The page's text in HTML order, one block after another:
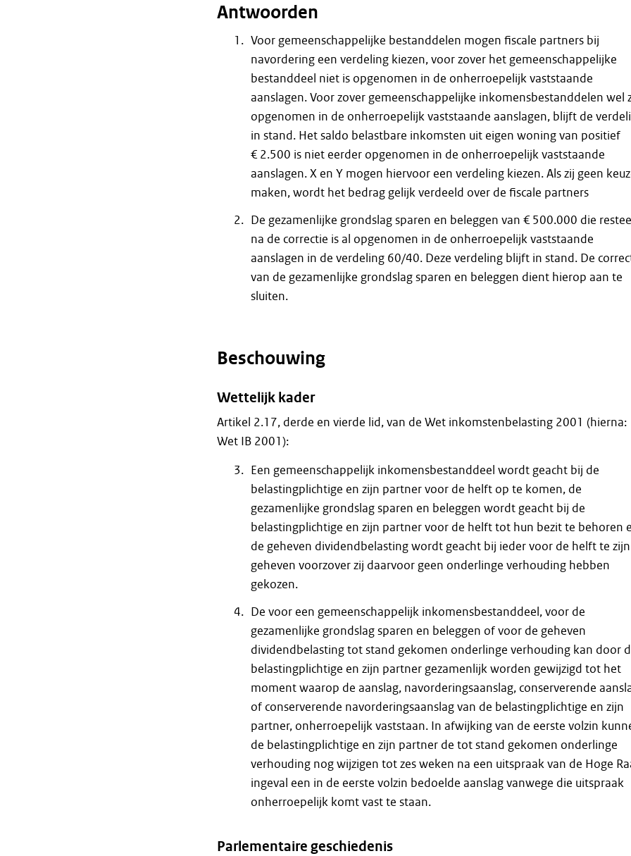
Antwoorden
Voor gemeenschappelijke bestanddelen mogen fiscale partners bij
navordering een verdeling kiezen, voor zover het gemeenschappelijke
bestanddeel niet is opgenomen in de onherroepelijk vaststaande
aanslagen. Voor zover gemeenschappelijke inkomensbestanddelen wel
opgenomen in de onherroepelijk vaststaande aanslagen, blijft de
in stand. Het saldo belastbare inkomsten uit eigen woning van positief
€ 2.500 is niet eerder opgenomen in de onherroepelijk vaststaande
aanslagen. X en Y mogen hiervoor een verdeling kiezen. Als zij geen
maken, wordt het bedrag gelijk verdeeld over de fiscale partners
De gezamenlijke grondslag sparen en beleggen van € 500.000 die
na de correctie is al opgenomen in de onherroepelijk vaststaande
aanslagen in de verdeling 60/40. Deze verdeling blijft in stand. De
van de gezamenlijke grondslag sparen en beleggen dient hierop aan te
sluiten.
Beschouwing
Wettelijk kader
Artikel 2.17, derde en vierde lid, van de Wet inkomstenbelasting 2001 (hierna:
Wet IB 2001):
Een gemeenschappelijk inkomensbestanddeel wordt geacht bij de
belastingplichtige en zijn partner voor de helft op te komen, de
gezamenlijke grondslag sparen en beleggen wordt geacht bij de
belastingplichtige en zijn partner voor de helft tot hun bezit te behoren
de geheven dividendbelasting wordt geacht bij ieder voor de helft te zijn
geheven voorzover zij daarvoor geen onderlinge verhouding hebben
gekozen.
De voor een gemeenschappelijk inkomensbestanddeel, voor de
gezamenlijke grondslag sparen en beleggen of voor de geheven
dividendbelasting tot stand gekomen onderlinge verhouding kan door
belastingplichtige en zijn partner gezamenlijk worden gewijzigd tot het
moment waarop de aanslag, navorderingsaanslag, conserverende
of conserverende navorderingsaanslag van de belastingplichtige en zijn
partner, onherroepelijk vaststaan. In afwijking van de eerste volzin
de belastingplichtige en zijn partner de tot stand gekomen onderlinge
verhouding nog wijzigen tot zes weken na een uitspraak van de Hoge
ingeval een in de eerste volzin bedoelde aanslag vanwege die uitspraak
onherroepelijk komt vast te staan.
Parlementaire geschiedenis